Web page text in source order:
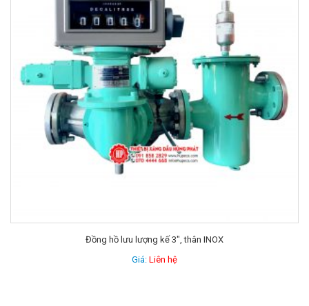
Đồng hồ lưu lượng kế 2 inch
Giá: Liên hệ